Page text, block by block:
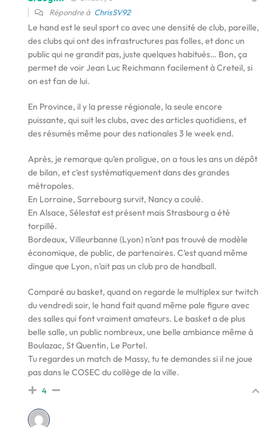
Répondre à ChrisSV92
Le hand est le seul sport co avec une densité de club, pareille,
des clubs qui ont des infrastructures pas folles, et donc un
public qui ne grandit pas, juste quelques habitués… Bon, ça
permet de voir Jean Luc Reichmann facilement à Creteil, si
on est fan de lui.
En Province, il y la presse régionale, la seule encore
puissante, qui suit les clubs, avec des articles quotidiens, et
des résumés même pour des nationales 3 le week end.
Après, je remarque qu’en proligue, on a tous les ans un dépôt
de bilan, et c’est systématiquement dans des grandes
métropoles.
En Lorraine, Sarrebourg survit, Nancy a coulé.
En Alsace, Sélestat est présent mais Strasbourg a été
torpillé.
Bordeaux, Villeurbanne (Lyon) n’ont pas trouvé de modèle
économique, de public, de partenaires. C’est quand même
dingue que Lyon, n’ait pas un club pro de handball.
Comparé au basket, quand on regarde le multiplex sur twitch
du vendredi soir, le hand fait quand même pale figure avec
des salles qui font vraiment amateurs. Le basket a de plus
belle salle, un public nombreux, une belle ambiance même à
Boulazac, St Quentin, Le Portel.
Tu regardes un match de Massy, tu te demandes si il ne joue
pas dans le COSEC du collège de la ville.
4